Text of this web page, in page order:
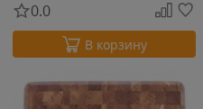
0.0
В корзину